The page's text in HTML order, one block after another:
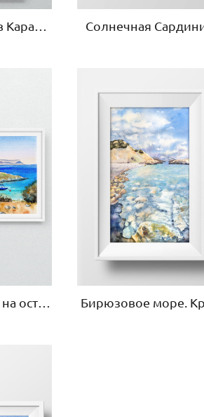
Золотые горы в Карадагском заповеднике Солнечная
Лазурная бухта на острове Крит Бирюзовое море.